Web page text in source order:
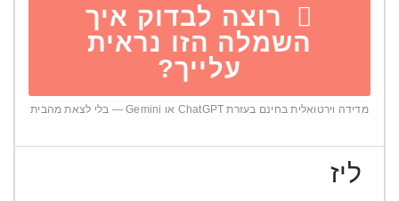
רוצה לבדוק איך
השמלה הזו נראית
עלייך?
מדידה וירטואלית בחינם בעזרת ChatGPT או Gemini — בלי לצאת מהבית
ליז